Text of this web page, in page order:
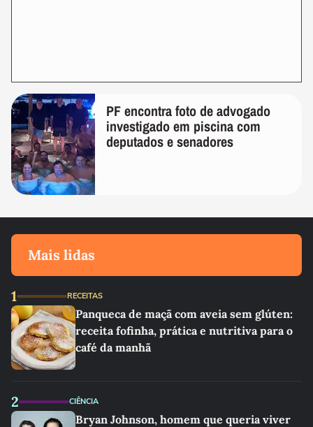
PF encontra foto de advogado
investigado em piscina com
deputados e senadores
Mais lidas
1 RECEITAS
Panqueca de maçã com aveia sem glúten:
receita fofinha, prática e nutritiva para o
café da manhã
2 CIÊNCIA
Bryan Johnson, homem que queria viver